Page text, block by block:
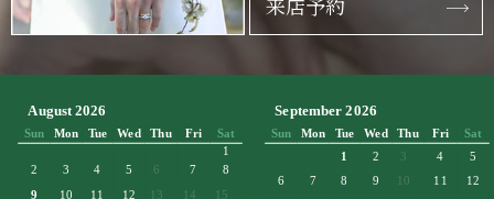
来店予約